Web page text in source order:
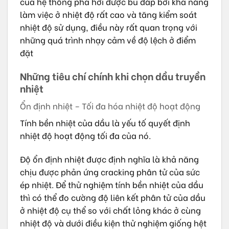
làm việc ở nhiệt độ rất cao và tăng kiểm soát
nhiệt độ sử dụng, điều này rất quan trọng với
những quá trình nhạy cảm về độ lệch ở điểm
đặt
Những tiêu chí chính khi chọn dầu truyền
nhiệt
Ổn định nhiệt – Tối đa hóa nhiệt độ hoạt động
Tính bền nhiệt của dầu là yếu tố quyết định
nhiệt độ hoạt động tối đa của nó.
Độ ổn định nhiệt được định nghĩa là khả năng
chịu được phản ứng cracking phân tử của sức
ép nhiệt. Để thử nghiệm tính bền nhiệt của dầu
thì có thể đo cường độ liên kết phân tử của dầu
ở nhiệt độ cụ thể so với chất lỏng khác ở cùng
nhiệt độ và dưới điều kiện thử nghiệm giống hệt